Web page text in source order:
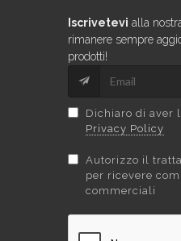
Iscrivetevi alla
rimanere sempre
prodotti!
Dichiaro di aver
Privacy Policy
Autorizzo il
per ricevere
commerciali